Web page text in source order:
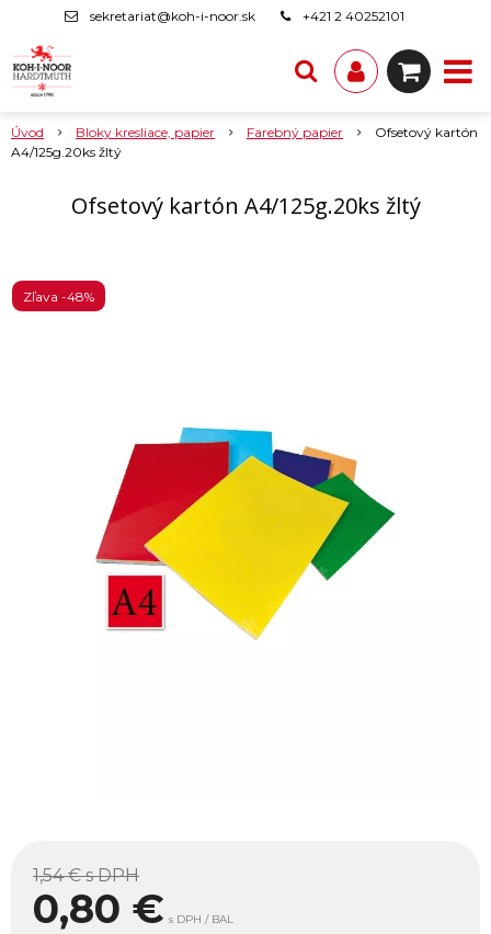
sekretariat@koh-i-noor.sk +421 2 40252101
Úvod Bloky kresliace, papier Farebný papier
Ofsetový kartón
A4/125g.20ks žltý
Ofsetový kartón A4/125g.20ks žltý
Zľava -48%
1,54 €s DPH
0,80 € s DPH / BAL